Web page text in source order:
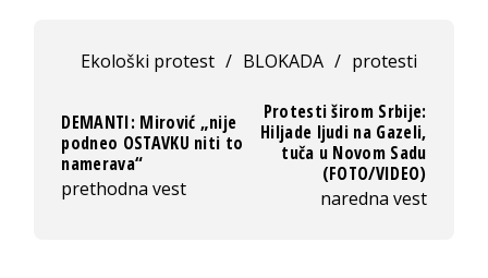
Ekološki protest / BLOKADA / protesti
DEMANTI: Mirović „nije
podneo OSTAVKU niti to
namerava“
prethodna vest
Protesti širom Srbije:
Hiljade ljudi na Gazeli,
tuča u Novom Sadu
(FOTO/VIDEO)
naredna vest